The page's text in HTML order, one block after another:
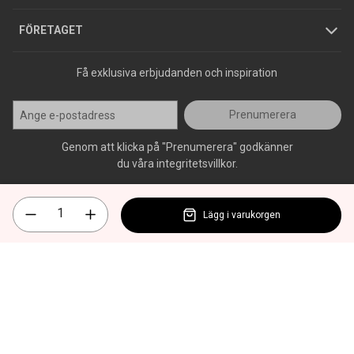
FÖRETAGET
Press
Få exklusiva erbjudanden och inspiration
Prenumerera
Genom att klicka på "Prenumerera" godkänner
du våra integritetsvillkor.
Lägg i varukorgen